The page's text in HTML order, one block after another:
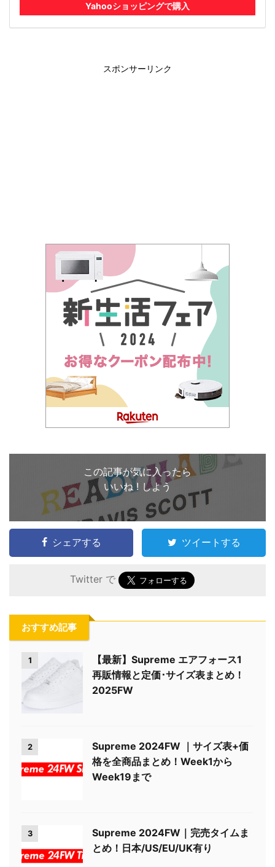
Yahooショッピングで購入
スポンサーリンク
この記事が気に入ったら
いいね ! しよう
シェアする ツイートする
Twitter で
おすすめ記事
1
【最新】Supreme エアフォース1
再販情報と定価･サイズ表まとめ！
2025FW
2
Supreme 2024FW ｜サイズ表+価
格を全商品まとめ！Week1から
Week19まで
3
Supreme 2024FW｜完売タイムま
とめ！日本/US/EU/UK有り